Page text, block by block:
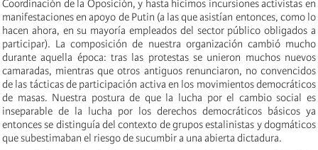
Coordinación de la Oposición, y hasta hicimos incursiones activistas en
manifestaciones en apoyo de Putin (a las que asistían entonces, como lo
hacen ahora, en su mayoría empleados del sector público obligados a
participar). La composición de nuestra organización cambió mucho
durante aquella época: tras las protestas se unieron muchos nuevos
camaradas, mientras que otros antiguos renunciaron, no convencidos
de las tácticas de participación activa en los movimientos democráticos
de masas. Nuestra postura de que la lucha por el cambio social es
inseparable de la lucha por los derechos democráticos básicos ya
entonces se distinguía del contexto de grupos estalinistas y dogmáticos
que subestimaban el riesgo de sucumbir a una abierta dictadura.